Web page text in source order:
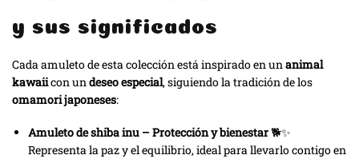
y sus significados
Cada amuleto de esta colección está inspirado en un animal
kawaiicon un deseo especial, siguiendo la tradición de los
omamori japoneses:
Amuleto de shiba inu – Protección y bienestar🐕✨
Representa la paz y el equilibrio, ideal para llevarlo contigo en